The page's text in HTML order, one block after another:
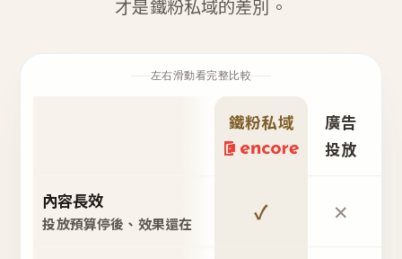
才是鐵粉私域的差別。
左右滑動看完整比較
鐵粉私域
廣告
投放
內容長效
投放預算停後、效果還在 ✓ ✕